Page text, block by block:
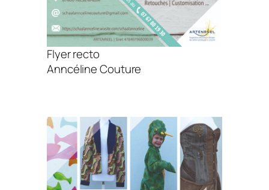
Flyer recto
Anncéline Couture